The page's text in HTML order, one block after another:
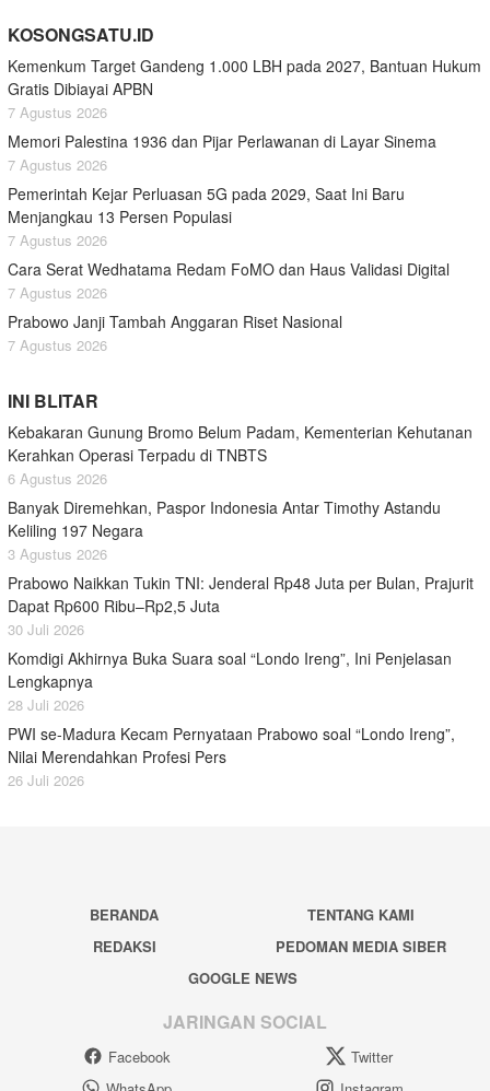
KOSONGSATU.ID
Kemenkum Target Gandeng 1.000 LBH pada 2027, Bantuan Hukum
Gratis Dibiayai APBN
7 Agustus 2026
Memori Palestina 1936 dan Pijar Perlawanan di Layar Sinema
7 Agustus 2026
Pemerintah Kejar Perluasan 5G pada 2029, Saat Ini Baru
Menjangkau 13 Persen Populasi
7 Agustus 2026
Cara Serat Wedhatama Redam FoMO dan Haus Validasi Digital
7 Agustus 2026
Prabowo Janji Tambah Anggaran Riset Nasional
7 Agustus 2026
INI BLITAR
Kebakaran Gunung Bromo Belum Padam, Kementerian Kehutanan
Kerahkan Operasi Terpadu di TNBTS
6 Agustus 2026
Banyak Diremehkan, Paspor Indonesia Antar Timothy Astandu
Keliling 197 Negara
3 Agustus 2026
Prabowo Naikkan Tukin TNI: Jenderal Rp48 Juta per Bulan, Prajurit
Dapat Rp600 Ribu–Rp2,5 Juta
30 Juli 2026
Komdigi Akhirnya Buka Suara soal “Londo Ireng”, Ini Penjelasan
Lengkapnya
28 Juli 2026
PWI se-Madura Kecam Pernyataan Prabowo soal “Londo Ireng”,
Nilai Merendahkan Profesi Pers
26 Juli 2026
BERANDA
TENTANG KAMI
REDAKSI
PEDOMAN MEDIA SIBER
GOOGLE NEWS
JARINGAN SOCIAL
Facebook
Twitter